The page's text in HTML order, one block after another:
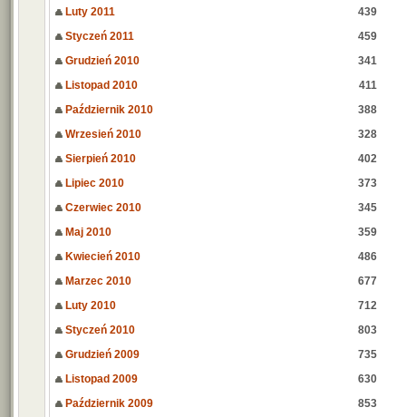
Luty 2011
439
Styczeń 2011
459
Grudzień 2010
341
Listopad 2010
411
Październik 2010
388
Wrzesień 2010
328
Sierpień 2010
402
Lipiec 2010
373
Czerwiec 2010
345
Maj 2010
359
Kwiecień 2010
486
Marzec 2010
677
Luty 2010
712
Styczeń 2010
803
Grudzień 2009
735
Listopad 2009
630
Październik 2009
853